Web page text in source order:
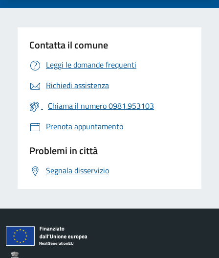
Contatta il comune
Leggi le domande frequenti
Richiedi assistenza
Chiama il numero 0981.953103
Prenota appuntamento
Problemi in città
Segnala disservizio